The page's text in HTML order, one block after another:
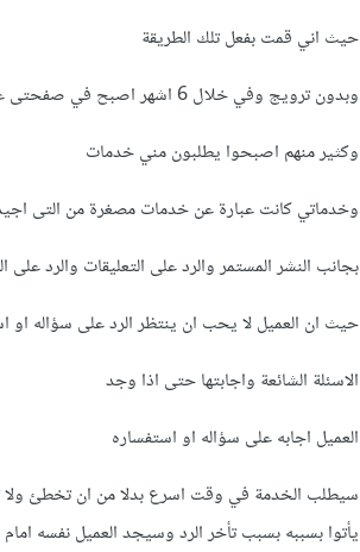
حيث اني قمت بفعل تلك الطريقة
وبدون ترويج وفي خلال 6 اشهر اصبح في صفحتى على الفيسبوك 669 معجب
وكثير منهم اصبحوا يطلبون مني خدمات
وخدماتي كانت عبارة عن خدمات مصغرة من التى
بجانب النشر المستمر والرد على التعليقات والرد
حيث ان العميل لا يحب ان ينتظر الرد على سؤاله
الاسئلة الشائعة واجابتها حتى اذا وجد
العميل اجابه على سؤاله او استفساره
سيطلب الخدمة في وقت اسرع بدلا من ان تخطئ ولا
يأتوا بسببه بسبب تأخر الرد وسيجد العميل نفسه